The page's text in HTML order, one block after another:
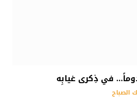
في ذِكرى غيابِه
الصباح